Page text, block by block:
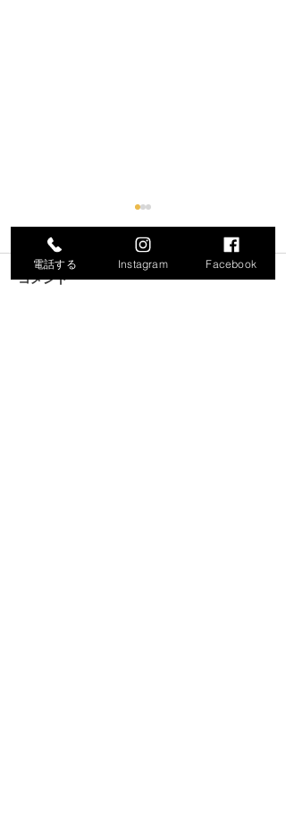
コメント
電話する Instagram Facebook